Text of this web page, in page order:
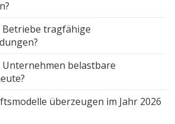
Betriebe tragfähige
Unternehmen belastbare
überzeugen im Jahr 2026